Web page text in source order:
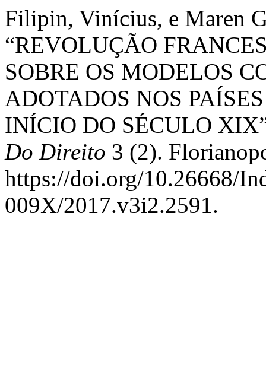
Filipin, Vinícius, e Maren
“REVOLUÇÃO
SOBRE OS MODELOS
ADOTADOS NOS
INÍCIO DO SÉCULO
Do Direito 3 (2).
https://doi.org/10.26668/
009X/2017.v3i2.2591.